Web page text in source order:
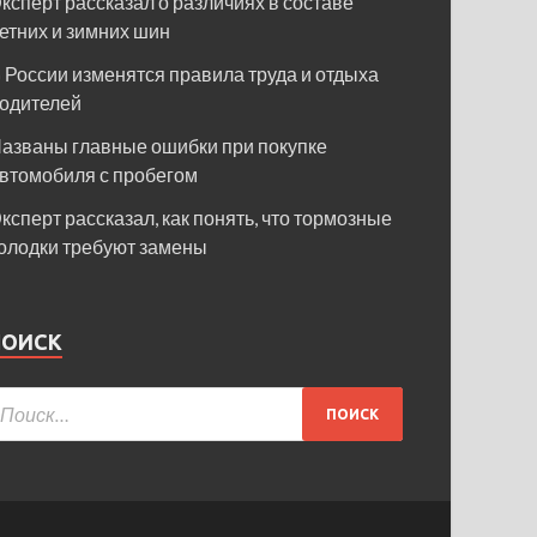
и зимних шин
России изменятся правила труда и отдыха
главные ошибки при покупке
с пробегом
рассказал, как понять, что тормозные
требуют замены